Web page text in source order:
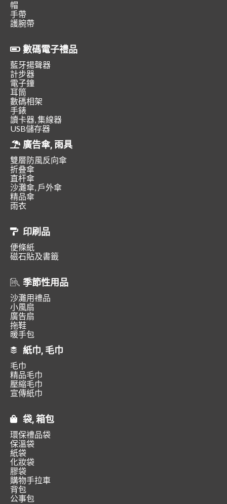
帽
手帶
護腕帶
數碼電子禮品
藍牙揚聲器
計步器
電子鐘
耳筒
數碼相架
手錶
讀卡器, 集線器
USB儲存器
廣告傘, 雨具
雙層防風反向傘
折叠傘
直杆傘
沙灘傘, 戶外傘
精品傘
雨衣
印刷品
便條紙
磁石貼及書籤
季節性用品
沙灘用禮品
小風扇
廣告扇
拖鞋
暖手包
紙巾, 毛巾
毛巾
精品毛巾
壓縮毛巾
宣傳紙巾
袋, 箱包
環保禮品袋
保溫袋
紙袋
化妝袋
膠袋
購物手拉車
背包
公事包